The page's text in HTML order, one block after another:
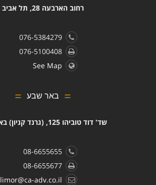
רחוב הארבעה 28, תל אביב
076-5384279
076-5100408
See Map
באר שבע
שד' דוד טוביהו 125, (גרנד קניון) באר שבע
08-6655655
08-6655677
limor@ca-adv.co.il